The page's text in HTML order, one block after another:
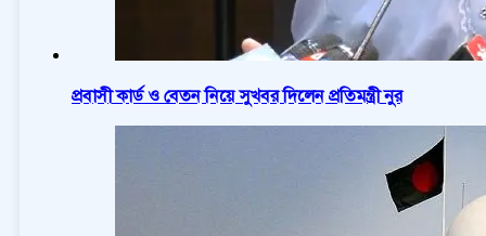
প্রবাসী কার্ড ও বেতন নিয়ে সুখবর দিলেন প্রতিমন্ত্রী নুর